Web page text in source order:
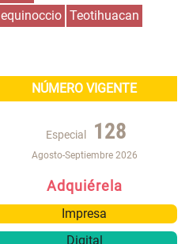
equinoccio Teotihuacan
NÚMERO VIGENTE
Especial 128
Agosto-Septiembre 2026
Adquiérela
Impresa
Digital